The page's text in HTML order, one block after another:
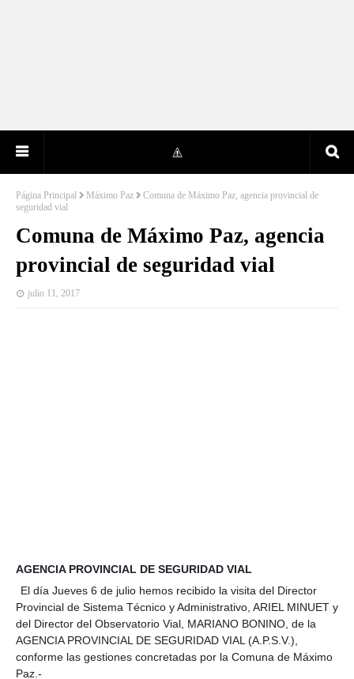
Página Principal Máximo Paz
Comuna de Máximo Paz, agencia provincial de
seguridad vial
Comuna de Máximo Paz, agencia
provincial de seguridad vial
julio 11, 2017
AGENCIA PROVINCIAL DE SEGURIDAD VIAL
El día Jueves 6 de julio hemos recibido la visita del Director
Provincial de Sistema Técnico y Administrativo, ARIEL MINUET y
del Director del Observatorio Vial, MARIANO BONINO, de la
AGENCIA PROVINCIAL DE SEGURIDAD VIAL (A.P.S.V.),
conforme las gestiones concretadas por la Comuna de Máximo
Paz.-